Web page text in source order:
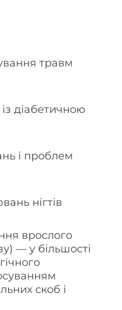
травм
діабетичною
і проблем
нігтів
врослого
— у більшості
скоб і